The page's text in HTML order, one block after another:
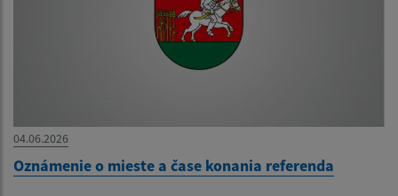
04.06.2026
Oznámenie o mieste a čase konania referenda